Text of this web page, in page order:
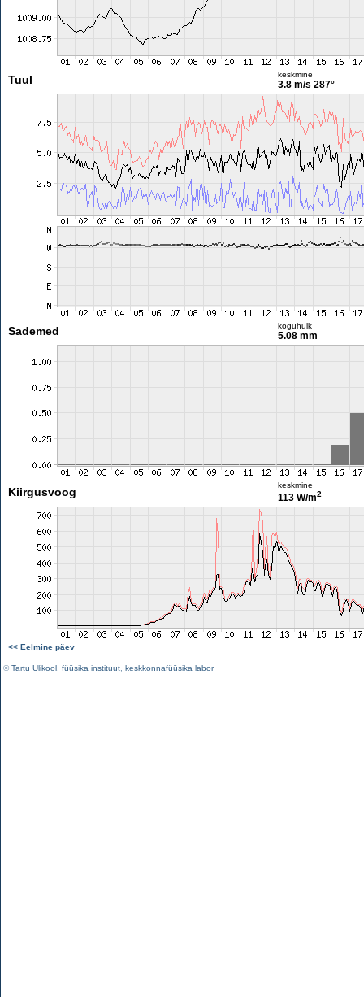
Tuul keskmine
3.8 m/s 287°
Sademed koguhulk
5.08 mm
Kiirgusvoog
keskmine
113 W/m2
<< Eelmine päev
©Tartu Ülikool füüsika instituut keskkonnafüüsika labor